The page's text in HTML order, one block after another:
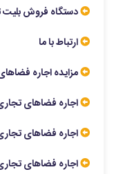
دستگاه فروش
ارتباط با ما
مزایده اجاره
اجاره فضاهای
اجاره فضاهای
اجاره فضاهای